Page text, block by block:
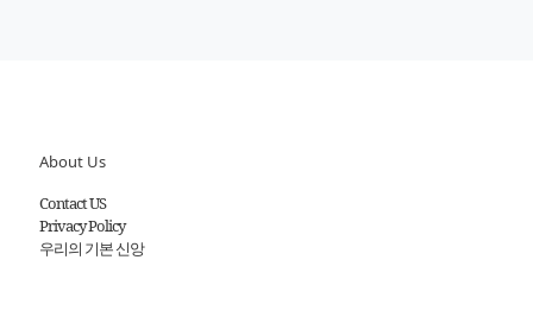
About Us
Contact US
Privacy Policy
우리의 기본 신앙